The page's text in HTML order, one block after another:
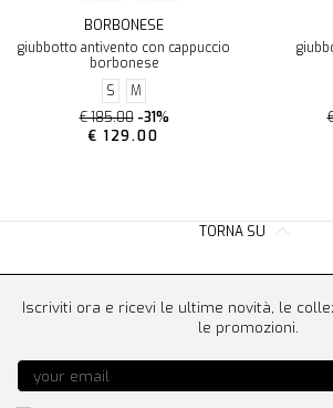
BORBONESE
giubbotto antivento con cappuccio
borbonese
S
M
€ 185.00 -31%
€ 129.00
TORNA SU
Iscriviti ora e ricevi le ultime novità, le
le promozioni.